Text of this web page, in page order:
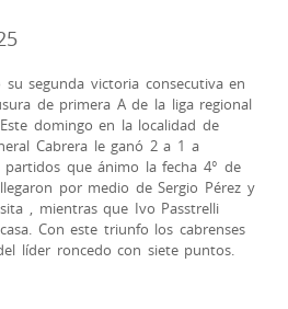
segunda victoria consecutiva en
de primera A de la liga regional
domingo en la localidad de
Cabrera le ganó 2 a 1 a
que ánimo la fecha 4° de
por medio de Sergio Pérez y
, mientras que Ivo Passtrelli
Con este triunfo los cabrenses
líder roncedo con siete puntos.